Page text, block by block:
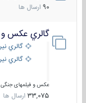
90 ارسال ها
گالري عكس و
گالري
گالري
عکس و فیلمهای جنگی
33,075 ارسال ها